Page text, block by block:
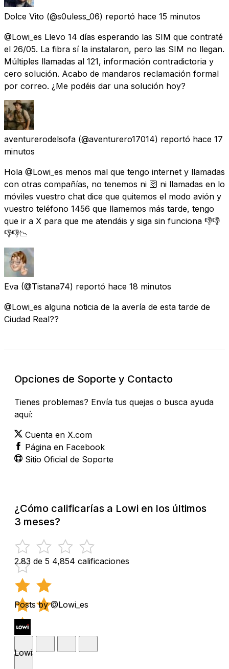
Dolce Vito (@s0uless_06) reportó hace 15 minutos
@Lowi_es Llevo 14 días esperando las SIM que contraté
el 26/05. La fibra sí la instalaron, pero las SIM no llegan.
Múltiples llamadas al 121, información contradictoria y
cero solución. Acabo de mandaros reclamación formal
por correo. ¿Me podéis dar una solución hoy?
aventurerodelsofa (@aventurero17014) reportó hace 17
minutos
Hola @Lowi_es menos mal que tengo internet y llamadas
con otras compañías, no tenemos ni 🛜 ni llamadas en lo
móviles vuestro chat dice que quitemos el modo avión y
vuestro teléfono 1456 que llamemos más tarde, tengo
que ir a X para que me atendáis y siga sin funciona 👎👎
👎👎📉
Eva (@Tistana74) reportó hace 18 minutos
@Lowi_es alguna noticia de la avería de esta tarde de
Ciudad Real??
Opciones de Soporte y Contacto
Tienes problemas? Envía tus quejas o busca ayuda
aquí:
Cuenta en X.com
Página en Facebook
Sitio Oficial de Soporte
¿Cómo calificarías a Lowi en los últimos
3 meses?
2.83 de 5 4,854 calificaciones
Posts by @Lowi_es
Lowi